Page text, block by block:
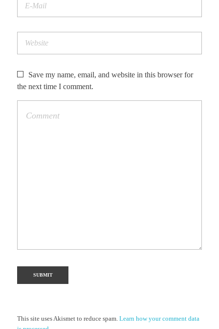
Save my name, email, and website in this browser for
the next time I comment.
This site uses Akismet to reduce spam. Learn how your comment data